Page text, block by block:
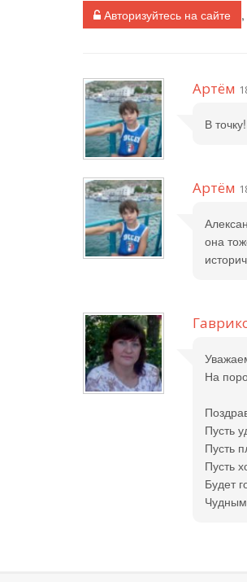
Авторизуйтесь на сайте
Артём
В
Артём
она
На
Пусть
Пусть
Пусть
Будет